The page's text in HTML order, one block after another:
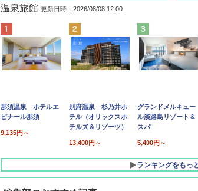
温泉旅館 更新日時：2026/08/08 12:00
那須温泉 ホテルエ
ピナール那須
9,135円～
別府温泉 杉乃井ホ
テル（オリックスホ
テルズ＆リゾーツ）
13,400円～
グランドメルキュー
ル淡路島リゾート＆
スパ
5,400円～
ランキングをもっ